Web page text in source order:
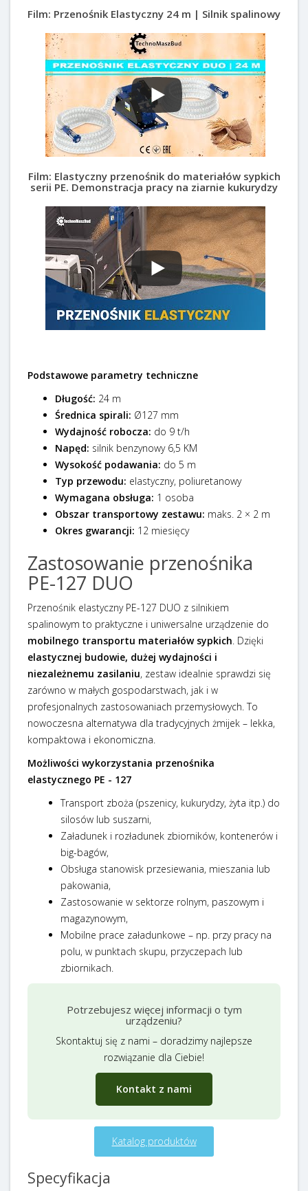
Film: Przenośnik Elastyczny 24 m | Silnik spalinowy
Film: Elastyczny przenośnik do materiałów sypkich
serii PE. Demonstracja pracy na ziarnie kukurydzy
Podstawowe parametry techniczne
Długość: 24 m
Średnica spirali: Ø127 mm
Wydajność robocza: do 9 t/h
Napęd: silnik benzynowy 6,5 KM
Wysokość podawania: do 5 m
Typ przewodu: elastyczny, poliuretanowy
Wymagana obsługa: 1 osoba
Obszar transportowy zestawu: maks. 2 × 2 m
Okres gwarancji: 12 miesięcy
Zastosowanie przenośnika
PE-127 DUO
Przenośnik elastyczny PE-127 DUO z silnikiem
spalinowym to praktyczne i uniwersalne urządzenie do
mobilnego transportu materiałów sypkich . Dzięki
elastycznej budowie, dużej wydajności i
niezależnemu zasilaniu, zestaw idealnie sprawdzi się
zarówno w małych gospodarstwach, jak i w
profesjonalnych zastosowaniach przemysłowych. To
nowoczesna alternatywa dla tradycyjnych żmijek – lekka,
kompaktowa i ekonomiczna.
Możliwości wykorzystania przenośnika
elastycznego PE - 127
Transport zboża (pszenicy, kukurydzy, żyta itp.) do
silosów lub suszarni,
Załadunek i rozładunek zbiorników, kontenerów i
big-bagów,
Obsługa stanowisk przesiewania, mieszania lub
pakowania,
Zastosowanie w sektorze rolnym, paszowym i
magazynowym,
Mobilne prace załadunkowe – np. przy pracy na
polu, w punktach skupu, przyczepach lub
zbiornikach.
Potrzebujesz więcej informacji o tym
urządzeniu?
Skontaktuj się z nami – doradzimy najlepsze
rozwiązanie dla Ciebie!
Kontakt z nami
Katalog produktów
Specyfikacja